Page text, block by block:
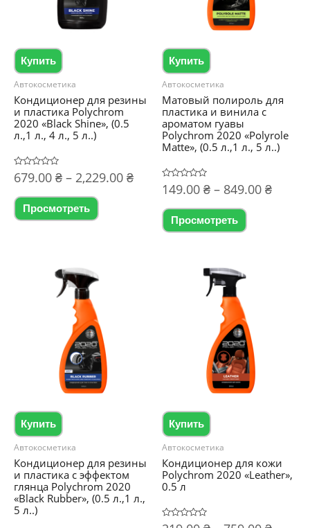
Купить
Автокосметика
Кондиционер для резины
и пластика Polychrom
2020 «Black Shine», (0.5
л.,1 л., 4 л., 5 л..)
Оценка
0
5
679.00 ₴ – 2,229.00 ₴Диапазон
679.00 ₴
2,229.00 ₴
Просмотреть
Этот
товар
вариаций.
выбрать
на
странице
товара.
Купить
Автокосметика
Матовый полироль для
пластика и винила с
ароматом гуавы
Polychrom 2020 «Polyrole
Matte», (0.5 л.,1 л., 5 л..)
Оценка
0
5
149.00 ₴ – 849.00 ₴
Просмотреть
Этот
товар
можно
выбрать
на
странице
товара.
Купить
Автокосметика
Кондиционер для резины
и пластика с эффектом
глянца Polychrom 2020
«Black Rubber», (0.5 л.,1 л.,
5 л..)
Купить
Автокосметика
Кондиционер для кожи
Polychrom 2020 «Leather»,
0.5 л
Оценка